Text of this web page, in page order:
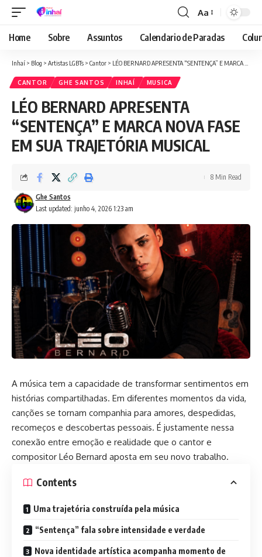
Font
Resizer
Aa
Home Sobre Assuntos Calendario de Paradas
Inhaí > Blog > Artistas LGBTs > Cantor > LÉO BERNARD APRESENTA “SENTENÇA” E MARCA NOVA FASE EM SUA TRAJETÓRIA MUSICAL
CANTOR GHE SANTOS INHAÍ MUSICA
LÉO BERNARD APRESENTA
“SENTENÇA” E MARCA NOVA FASE
EM SUA TRAJETÓRIA MUSICAL
Last updated: junho 4, 2026 1:23 am
Ghe Santos
8 Min Read
A música tem a capacidade de transformar sentimentos em
histórias compartilhadas. Em diferentes momentos da vida,
canções se tornam companhia para amores, despedidas,
recomeços e descobertas pessoais. É justamente nessa
conexão entre emoção e realidade que o cantor e
compositor Léo Bernard aposta em seu novo trabalho.
Contents
Uma trajetória construída pela música
“Sentença” fala sobre intensidade e verdade
Nova identidade artística acompanha momento de